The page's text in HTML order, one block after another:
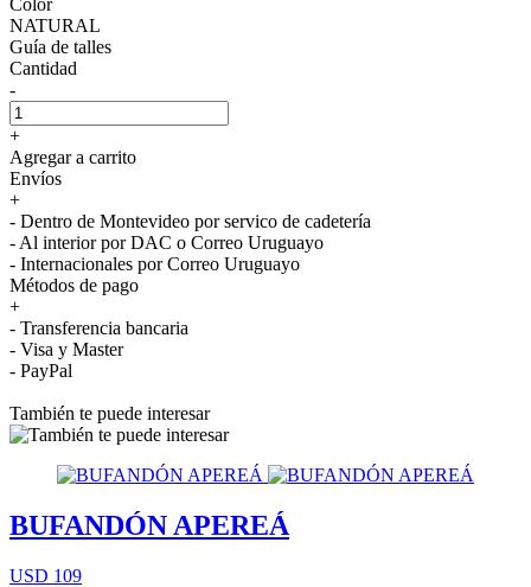
NATURAL
Guía de talles
Cantidad
-
+
Agregar a carrito
Envíos
+
- Dentro de Montevideo por servico de cadetería
- Al interior por DAC o Correo Uruguayo
- Internacionales por Correo Uruguayo
Métodos de pago
+
- Transferencia bancaria
- Visa y Master
- PayPal
También te puede interesar
BUFANDÓN APEREÁ
USD 109